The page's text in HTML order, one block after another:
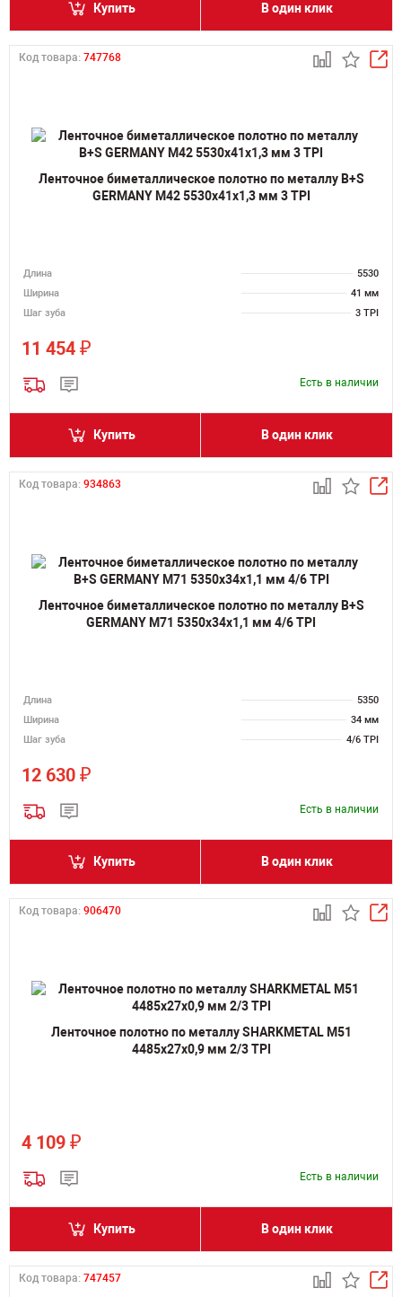
Купить В один клик
Код товара: 747768
Ленточное биметаллическое полотно по металлу B+S
GERMANY M42 5530х41х1,3 мм 3 TPI
Длина
5530
Ширина
41 мм
Шаг зуба
3 TPI
11 454 ₽
Есть в наличии
Купить В один клик
Код товара: 934863
Ленточное биметаллическое полотно по металлу B+S
GERMANY M71 5350х34х1,1 мм 4/6 TPI
Длина
5350
Ширина
34 мм
Шаг зуба
4/6 TPI
12 630 ₽
Есть в наличии
Купить В один клик
Код товара: 906470
Ленточное полотно по металлу SHARKMETAL M51
4485х27х0,9 мм 2/3 TPI
4 109 ₽
Есть в наличии
Купить В один клик
Код товара: 747457